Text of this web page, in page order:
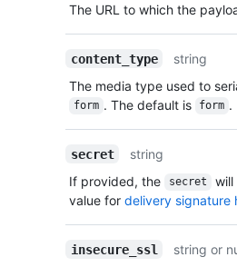
The URL to which the
content_type
string
The media type used to
form . The default is form .
secret
string
If provided, the
secret will
value for delivery signature
insecure_ssl
string or